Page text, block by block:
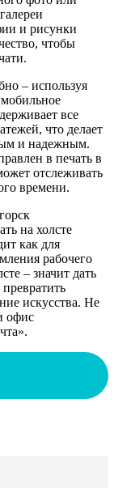
и рисунки
чтобы
– используя
все
что делает
и надежным.
в печать в
отслеживать
времени.
на холсте
как для
рабочего
– значит дать
искусства. Не
офис